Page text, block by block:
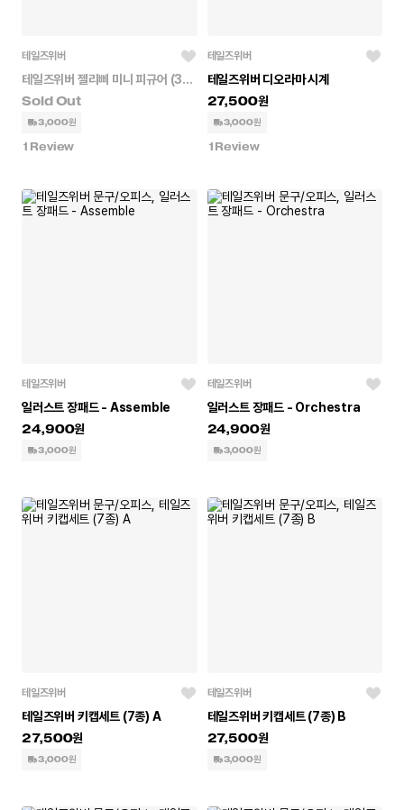
테일즈위버
테일즈위버 젤리삐 미니 피규어 (3종 중 1종 랜덤)
3,000원
Review
1
테일즈위버
테일즈위버 디오라마 시계
27,500
3,000원
Review
1
테일즈위버
일러스트 장패드 - Assemble
24,900
3,000원
테일즈위버
일러스트 장패드 - Orchestra
24,900
3,000원
테일즈위버
테일즈위버 키캡세트 (7종) A
27,500
3,000원
테일즈위버
테일즈위버 키캡세트 (7종) B
27,500
3,000원